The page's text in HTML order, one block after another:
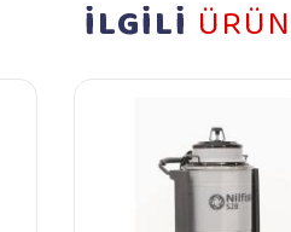
İLGİLİ